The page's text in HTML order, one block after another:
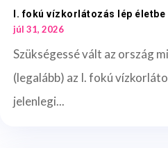
I. fokú vízkorlátozás lép
júl 31, 2026
Szükségessé vált az ország
(legalább) az I. fokú
jelenlegi...